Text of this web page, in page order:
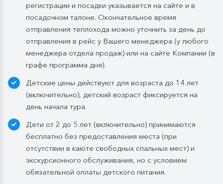
регистрации и посадки указывается на сайте и в
посадочном талоне. Окончательное время
отправления теплохода можно уточнить за день до
отправления в рейс у Вашего менеджера (у любого
менеджера отдела продаж) или на сайте Компании (в
графе программа дня).
Детские цены действуют для возраста до 14 лет
(включительно), детский возраст фиксируется на
день начала тура.
Дети от 2 до 5 лет (включительно) принимаются
бесплатно без предоставления места (при
отсутствии в каюте свободных спальных мест) и
экскурсионного обслуживания, но с условием
обязательной оплаты детского питания.